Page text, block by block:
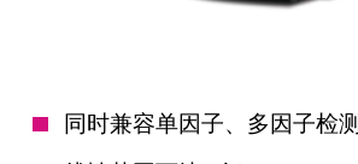
同时兼容单因子、多因子检测